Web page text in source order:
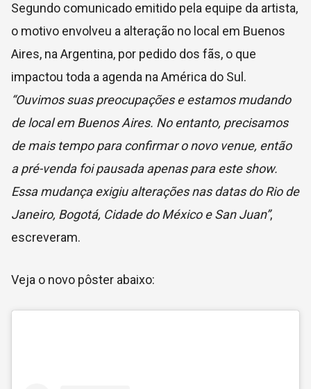
Segundo comunicado emitido pela equipe da artista,
o motivo envolveu a alteração no local em Buenos
Aires, na Argentina, por pedido dos fãs, o que
impactou toda a agenda na América do Sul.
“Ouvimos suas preocupações e estamos mudando
de local em Buenos Aires. No entanto, precisamos
de mais tempo paraconfirmar o novo venue, então
a pré-venda foi pausada apenas para este show.
Essa mudança exigiu alterações nas datas do Rio de
Janeiro, Bogotá, Cidade do México e San Juan”,
escreveram.
Veja o novo pôster abaixo: